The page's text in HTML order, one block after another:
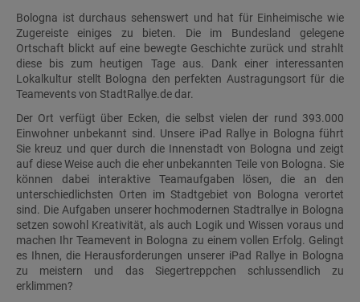
Bologna ist durchaus sehenswert und hat für Einheimische wie
Zugereiste einiges zu bieten. Die im Bundesland gelegene
Ortschaft blickt auf eine bewegte Geschichte zurück und strahlt
diese bis zum heutigen Tage aus. Dank einer interessanten
Lokalkultur stellt Bologna den perfekten Austragungsort für die
Teamevents von StadtRallye.de dar.
Der Ort verfügt über Ecken, die selbst vielen der rund 393.000
Einwohner unbekannt sind. Unsere iPad Rallye in Bologna führt
Sie kreuz und quer durch die Innenstadt von Bologna und zeigt
auf diese Weise auch die eher unbekannten Teile von Bologna. Sie
können dabei interaktive Teamaufgaben lösen, die an den
unterschiedlichsten Orten im Stadtgebiet von Bologna verortet
sind. Die Aufgaben unserer hochmodernen Stadtrallye in Bologna
setzen sowohl Kreativität, als auch Logik und Wissen voraus und
machen Ihr Teamevent in Bologna zu einem vollen Erfolg. Gelingt
es Ihnen, die Herausforderungen unserer iPad Rallye in Bologna
zu meistern und das Siegertreppchen schlussendlich zu
erklimmen?